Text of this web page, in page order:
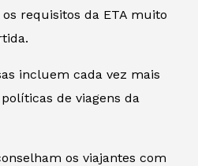
requisitos da ETA muito
incluem cada vez mais
de viagens da
os viajantes com